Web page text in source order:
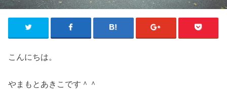
こんにちは。
やまもとあきこです＾＾